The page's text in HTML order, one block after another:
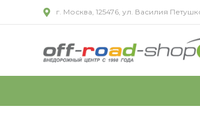
г. Москва, 125476, ул. Василия